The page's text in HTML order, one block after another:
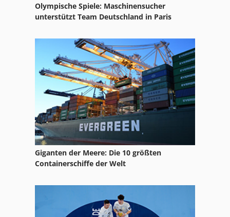
Olympische Spiele: Maschinensucher
unterstützt Team Deutschland in Paris
Giganten der Meere: Die 10 größten
Containerschiffe der Welt